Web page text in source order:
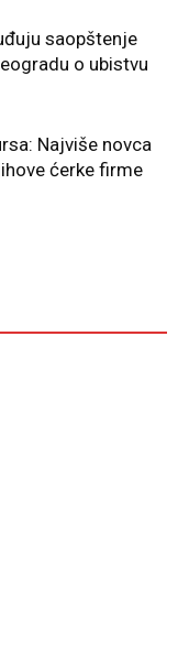
saopštenje
o ubistvu
Najviše novca
ćerke firme